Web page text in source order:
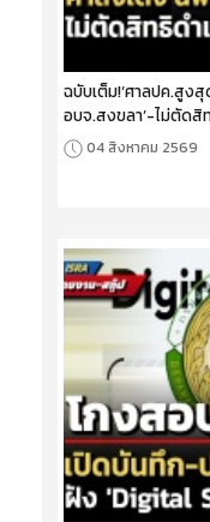
ฉบับเต็ม!‘ศาลปค.สูงสุ
อบจ.สงขลา’-ไม่ตัดสิ
04 สิงหาคม 2569